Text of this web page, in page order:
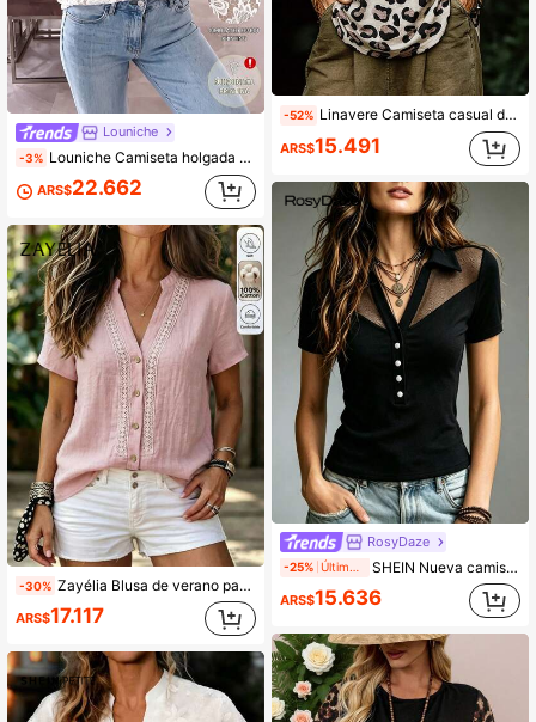
Louniche
-3% Louniche Camiseta holgada de mujer con estampado falso de encaje en contraste, casual para primavera/verano, versátil para vacaciones, uso diario y desplazamientos
ARS$22.662
-30% Zayélia Blusa de verano para mujer con cuello en V, patchwork, ribete de encaje y decoración de botones en color rosa, adecuada para uso diario casual y cómodo, blusa holgada para el hogar
ARS$17.117
-52% Linavere Camiseta casual de mujer con estampado de leopardo y mangas tipo murciélago
ARS$15.491
RosyDaze
-25% Últimos 1 días SHEIN Nueva camiseta de mujer de manga corta con cuello polo, de tela de punto elástica negra con diseño de malla hueca en contraste, estilo casual de negocios, elegante para uso diario y salidas de verano
ARS$15.636